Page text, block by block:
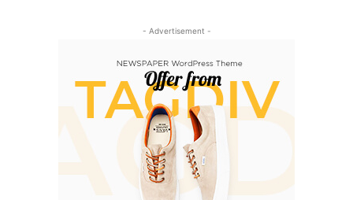
- Advertisement -